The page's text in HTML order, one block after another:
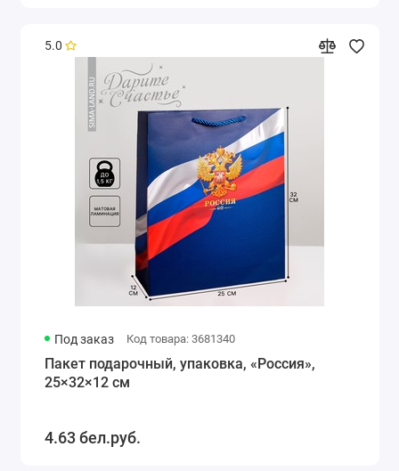
5.0
Под заказ Код товара: 3681340
Пакет подарочный, упаковка, «Россия»,
25×32×12 см
4.63 бел.руб.